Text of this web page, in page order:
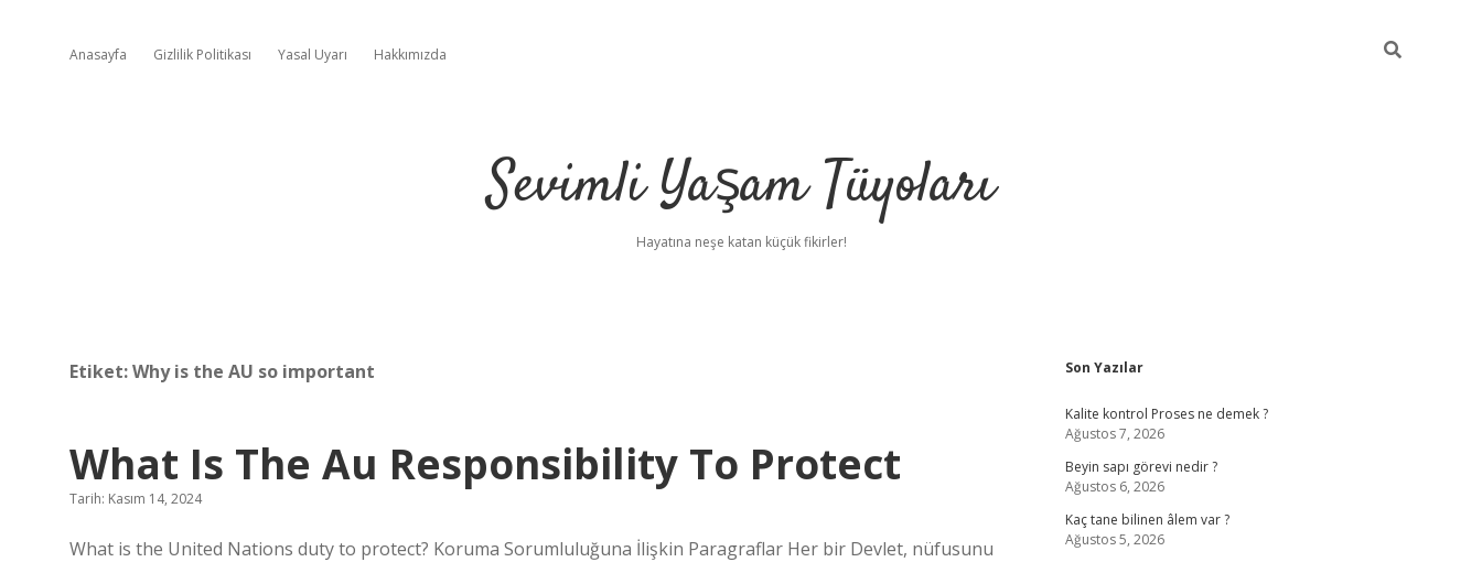
Anasayfa Gizlilik Politikası Yasal Uyarı Hakkımızda
Sevimli Yaşam Tüyoları
Hayatına neşe katan küçük fikirler!
Etiket:Why is the AU so important
What Is The Au Responsibility To Protect
Tarih: Kasım 14, 2024
What is the United Nations duty to protect? Koruma Sorumluluğuna İlişkin Paragraflar Her bir Devlet, nüfusunu
Sidebar
Son Yazılar
Kalite kontrol Proses ne demek ?
Ağustos 7, 2026
Beyin sapı görevi nedir ?
Ağustos 6, 2026
Kaç tane bilinen âlem var ?
Ağustos 5, 2026